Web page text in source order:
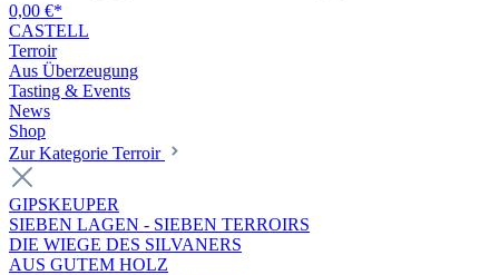
0,00 €*
CASTELL
Terroir
Aus Überzeugung
Tasting & Events
News
Shop
Zur Kategorie Terroir
GIPSKEUPER
SIEBEN LAGEN - SIEBEN TERROIRS
DIE WIEGE DES SILVANERS
AUS GUTEM HOLZ